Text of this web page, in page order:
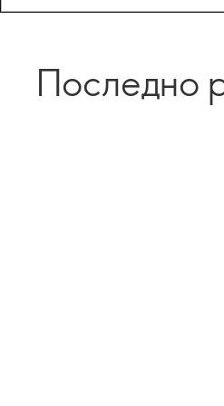
Последно